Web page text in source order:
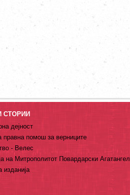
СТОРИИ
дејност
правна помош за верниците
- Велес
на Митрополитот Повардарски Агатангел
изданија